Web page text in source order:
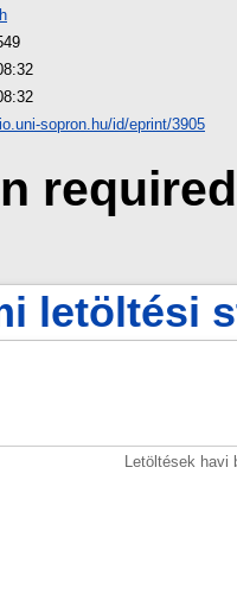
sopron.hu/id/eprint/3905
letöltési
Letöltések